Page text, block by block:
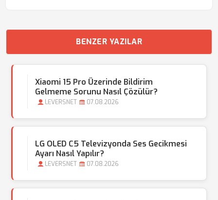
BENZER YAZILAR
Xiaomi 15 Pro Üzerinde Bildirim
Gelmeme Sorunu Nasıl Çözülür?
LEVERSNET 07.08.2026
LG OLED C5 Televizyonda Ses Gecikmesi
Ayarı Nasıl Yapılır?
LEVERSNET 07.08.2026